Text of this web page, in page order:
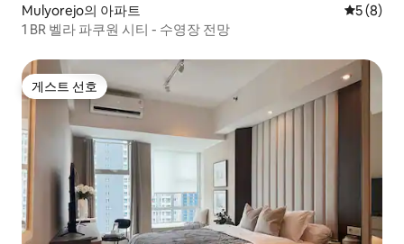
Mulyorejo의 아파트 평점 5점
5 (8)
1 BR 벨라 파쿠원 시티 - 수영장 전망
게스트 선호
게스트 선호